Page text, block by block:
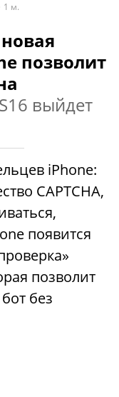
1 м.
позволит
выйдет
iPhone:
CAPTCHA,
появится
позволит
без